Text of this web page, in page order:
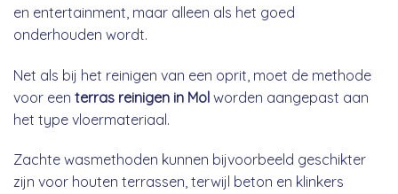
en entertainment, maar alleen als het goed
onderhouden wordt.
Net als bij het reinigen van een oprit, moet de methode
voor een terras reinigen in Mol worden aangepast aan
het type vloermateriaal.
Zachte wasmethoden kunnen bijvoorbeeld geschikter
zijn voor houten terrassen, terwijl beton en klinkers